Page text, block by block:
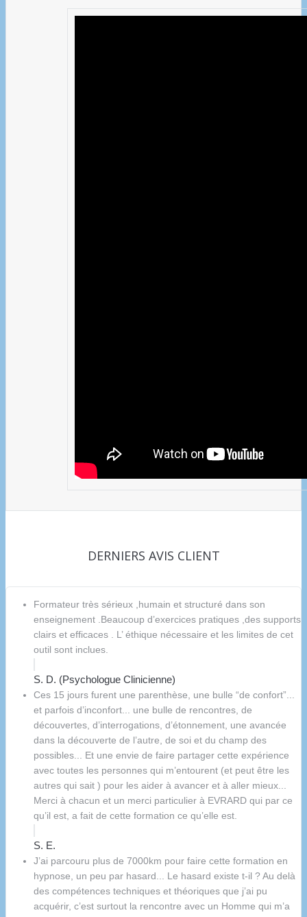
DERNIERS AVIS CLIENT
Formateur très sérieux ,humain et structuré dans son
enseignement .Beaucoup d’exercices pratiques ,des supports
clairs et efficaces . L’ éthique nécessaire et les limites de cet
outil sont inclues.
S. D. (Psychologue Clinicienne)
Ces 15 jours furent une parenthèse, une bulle “de confort”...
et parfois d’inconfort... une bulle de rencontres, de
découvertes, d’interrogations, d’étonnement, une avancée
dans la découverte de l’autre, de soi et du champ des
possibles... Et une envie de faire partager cette expérience
avec toutes les personnes qui m’entourent (et peut être les
autres qui sait ) pour les aider à avancer et à aller mieux...
Merci à chacun et un merci particulier à EVRARD qui par ce
qu’il est, a fait de cette formation ce qu’elle est.
S. E.
J’ai parcouru plus de 7000km pour faire cette formation en
hypnose, un peu par hasard... Le hasard existe t-il ? Au delà
des compétences techniques et théoriques que j’ai pu
acquérir, c’est surtout la rencontre avec un Homme qui m’a